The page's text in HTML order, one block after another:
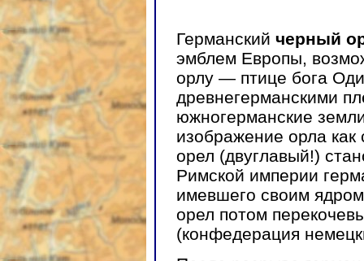
Германский черный
эмблем Европы,
орлу — птице бога
древнегерманскими
южногерманские
изображение орла
орел (двуглавый!)
Римской империи
имевшего своим
орел потом
(конфедерация